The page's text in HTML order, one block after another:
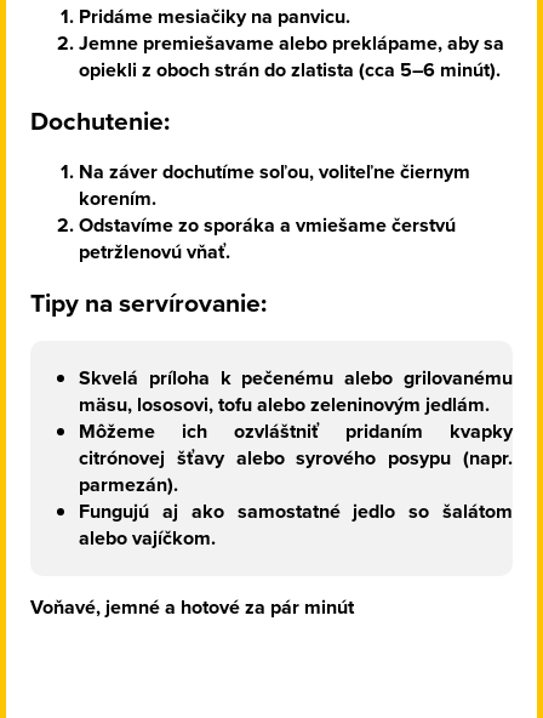
Pridáme mesiačiky na panvicu.
Jemne premiešavame alebo preklápame, aby sa
opiekli z oboch strán do zlatista (cca 5–6 minút).
Dochutenie:
Na záver dochutíme soľou, voliteľne čiernym
korením.
Odstavíme zo sporáka a vmiešame čerstvú
petržlenovú vňať.
Tipy na servírovanie:
Skvelá príloha k pečenému alebo grilovanému
mäsu, lososovi, tofu alebo zeleninovým jedlám.
Môžeme ich ozvláštniť pridaním kvapky
citrónovej šťavy alebo syrového posypu (napr.
parmezán).
Fungujú aj ako samostatné jedlo so šalátom
alebo vajíčkom.
Voňavé, jemné a hotové za pár minút